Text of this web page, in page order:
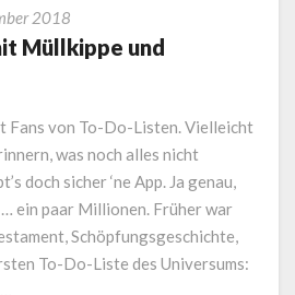
2018
Do-
Listen
und
Scheisshaufen
Müllkippe und
Fans von To-Do-Listen. Vielleicht
was noch alles nicht
doch sicher ‘ne App. Ja genau,
ein paar Millionen. Früher war
Schöpfungsgeschichte,
To-Do-Liste des Universums: